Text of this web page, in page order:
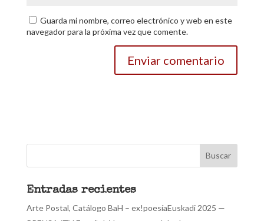
Guarda mi nombre, correo electrónico y web en este
navegador para la próxima vez que comente.
Entradas recientes
Arte Postal, Catálogo BaH – ex!poesíaEuskadi 2025 —